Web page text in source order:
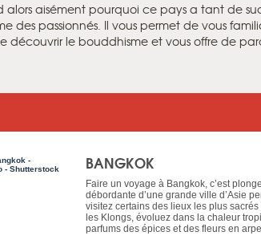
alors aisément pourquoi ce pays a tant de
des passionnés. Il vous permet de vous
découvrir le bouddhisme et vous offre de
BANGKOK
Faire un voyage à Bangkok, c’est
débordante d’une grande ville d’Asie
visitez certains des lieux les plus
les Klongs, évoluez dans la chaleur
parfums des épices et des fleurs en